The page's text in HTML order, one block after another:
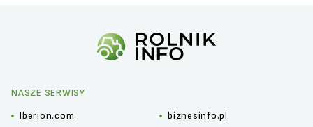
NASZE SERWISY
Iberion.com
biznesinfo.pl